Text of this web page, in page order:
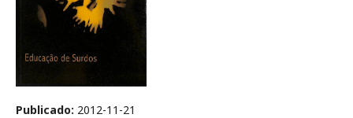
Publicado: 2012-11-21